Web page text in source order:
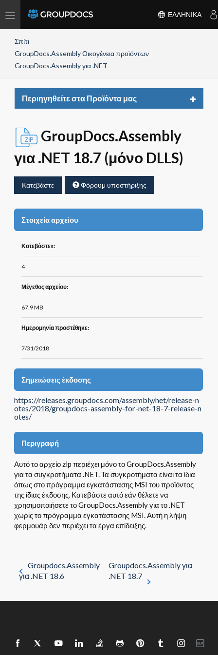
Toggle
ΕΛΛΗΝΙΚΆ
Σπίτι
GroupDocs.Assembly Οικογένεια προϊόντων
GroupDocs.Assembly για .NET
Περιηγηθείτε στα Προϊόντα μας
Toggle
GroupDocs.Assembly
για .NET 18.7 (μόνο DLLS)
Κατεβάστε Φόρουμ υποστήριξης
Στοιχεία αρχείου
Κατεβάστεs:
4
Μέγεθος αρχείου:
67.9 MB
Ημερομηνία προστέθηκε:
7/31/2018
Σημειώσεις έκδοσης
https://releases.groupdocs.com/assembly/net/release-n
otes/2018/groupdocs-assembly-for-net-18-7-release-n
otes/
Περιγραφή
Αυτό το αρχείο zip περιέχει μόνο το GroupDocs.Assembly
για τα συγκροτήματα .NET. Τα συγκροτήματα είναι τα ίδια
όπως στο πρόγραμμα εγκατάστασης MSI του προϊόντος
της ίδιας έκδοσης. Κατεβάστε αυτό εάν θέλετε να
χρησιμοποιήσετε το GroupDocs.Assembly για το .NET
χωρίς το πρόγραμμα εγκατάστασης MSI. Αυτή η λήψη
φερμουάρ δεν περιέχει τα έργα επίδειξης.
Groupdocs.Assembly
για .NET 18.6
Groupdocs.Assembly για
.NET 18.7